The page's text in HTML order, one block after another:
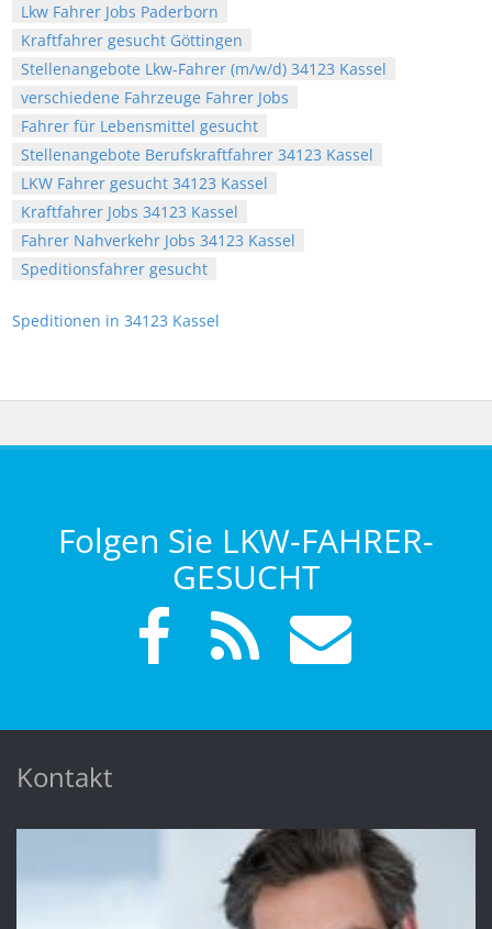
Lkw Fahrer Jobs Paderborn
Kraftfahrer gesucht Göttingen
Stellenangebote Lkw-Fahrer (m/w/d) 34123 Kassel
verschiedene Fahrzeuge Fahrer Jobs
Fahrer für Lebensmittel gesucht
Stellenangebote Berufskraftfahrer 34123 Kassel
LKW Fahrer gesucht 34123 Kassel
Kraftfahrer Jobs 34123 Kassel
Fahrer Nahverkehr Jobs 34123 Kassel
Speditionsfahrer gesucht
Speditionen in 34123 Kassel
Folgen Sie LKW-FAHRER-
GESUCHT
Kontakt